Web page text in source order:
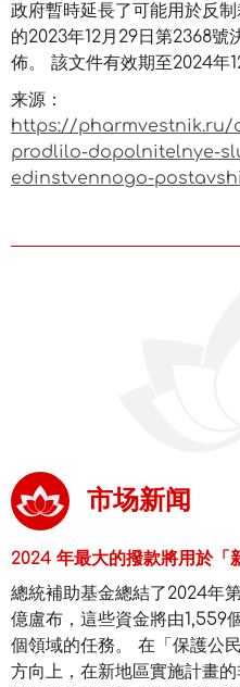
政府暫時延長了可能用於反
的2023年12月29日第2368號
佈。 該文件有效期至2024年
来源：
https://
prodlilo-dopolnitelnye-
edinstvennogo-
市场新闻
2024 年最大的撥款將用於「
總統補助基金總結了2024年
億盧布，這些資金將由1,559
個領域的任務。 在「保護公
方向上，在新地區實施計畫